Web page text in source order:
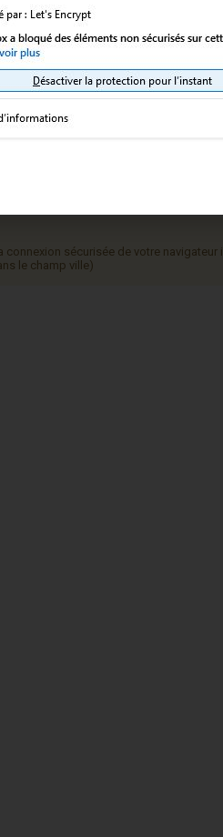
de Harnes
en vigueur, la ville de Harnes,
sécurisée de votre
le champ ville)